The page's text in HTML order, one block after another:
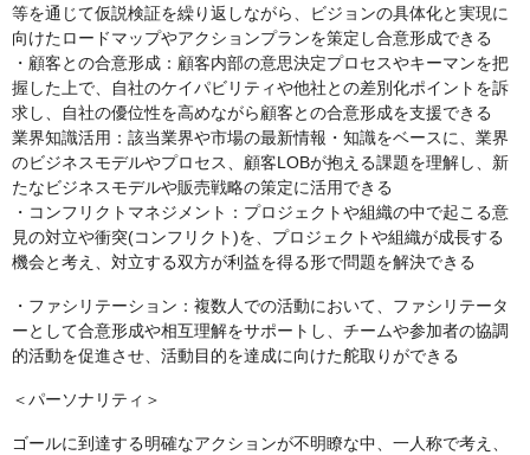
等を通じて仮説検証を繰り返しながら、ビジョンの具体化と実現に
向けたロードマップやアクションプランを策定し合意形成できる
・顧客との合意形成：顧客内部の意思決定プロセスやキーマンを把
握した上で、自社のケイパビリティや他社との差別化ポイントを訴
求し、自社の優位性を高めながら顧客との合意形成を支援できる
業界知識活用：該当業界や市場の最新情報・知識をベースに、業界
のビジネスモデルやプロセス、顧客LOBが抱える課題を理解し、新
たなビジネスモデルや販売戦略の策定に活用できる
・コンフリクトマネジメント：プロジェクトや組織の中で起こる意
見の対立や衝突(コンフリクト)を、プロジェクトや組織が成長する
機会と考え、対立する双方が利益を得る形で問題を解決できる
・ファシリテーション：複数人での活動において、ファシリテータ
ーとして合意形成や相互理解をサポートし、チームや参加者の協調
的活動を促進させ、活動目的を達成に向けた舵取りができる
＜パーソナリティ＞
ゴールに到達する明確なアクションが不明瞭な中、一人称で考え、